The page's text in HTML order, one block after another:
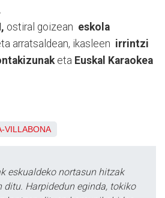
, ostiral goizean eskola
arratsaldean, ikasleen irrintzi
eta Euskal Karaokea
VILLABONA
eskualdeko nortasun hitzak
ditu. Harpidedun eginda, tokiko